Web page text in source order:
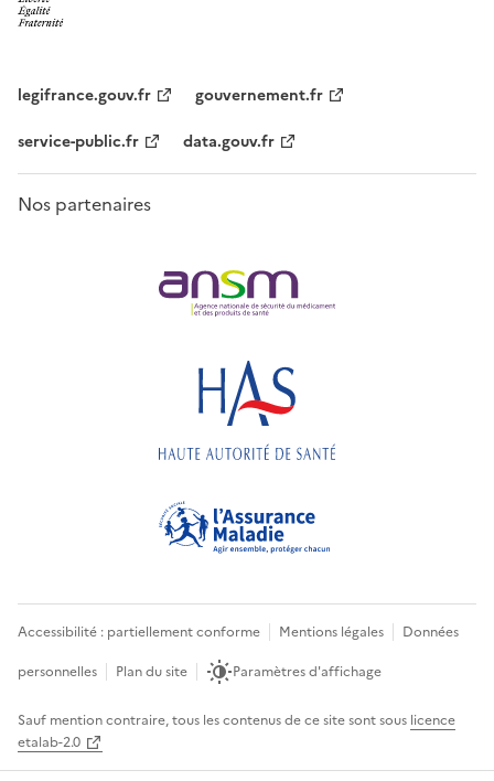
legifrance.gouv.fr
gouvernement.fr
service-public.fr
data.gouv.fr
Nos partenaires
Accessibilité : partiellement conforme Mentions légales
Données
personnelles
Plan du site Paramètres d'affichage
Sauf mention contraire, tous les contenus de ce site sont sous licence
etalab-2.0